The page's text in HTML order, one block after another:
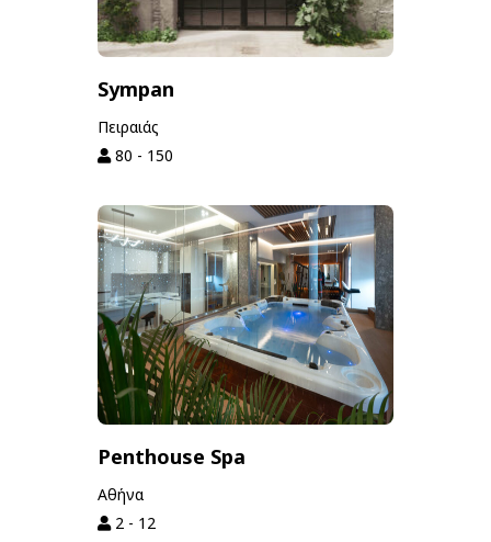
Sympan
Πειραιάς
80 - 150
Penthouse Spa
Αθήνα
2 - 12